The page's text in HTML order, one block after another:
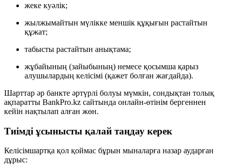
жеке куәлік;
жылжымайтын мүлікке меншік құқығын растайтын
құжат;
табысты растайтын анықтама;
жұбайының (зайыбының) немесе қосымша қарыз
алушылардың келісімі (қажет болған жағдайда).
Шарттар әр банкте әртүрлі болуы мүмкін, сондықтан толық
ақпаратты BankPro.kz сайтында онлайн-өтінім бергеннен
кейін нақтылап алған жөн.
Тиімді ұсынысты қалай таңдау керек
Келісімшартқа қол қоймас бұрын мыналарға назар аударған
дұрыс: